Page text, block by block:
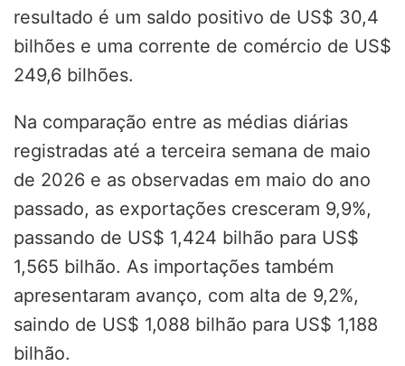
resultado é um saldo positivo de US$ 30,4
bilhões e uma corrente de comércio de US$
249,6 bilhões.
Na comparação entre as médias diárias
registradas até a terceira semana de maio
de 2026 e as observadas em maio do ano
passado, as exportações cresceram 9,9%,
passando de US$ 1,424 bilhão para US$
1,565 bilhão. As importações também
apresentaram avanço, com alta de 9,2%,
saindo de US$ 1,088 bilhão para US$ 1,188
bilhão.